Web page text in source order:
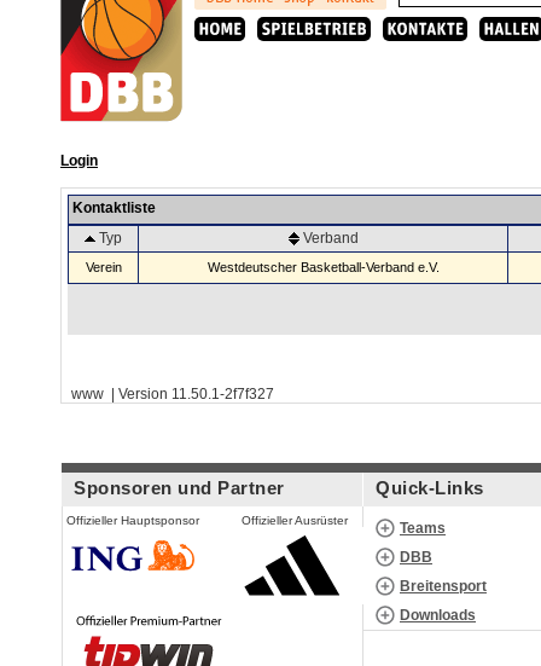
Login
Kontaktliste
Typ
Verband
Verein Westdeutscher Basketball-Verband e.V.
www | Version 11.50.1-2f7f327
Sponsoren und Partner
Offizieller Hauptsponsor Offizieller Ausrüster
Quick-Links
Teams
DBB
Breitensport
Downloads